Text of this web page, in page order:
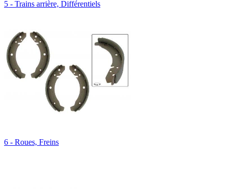
5 - Trains arrière, Différentiels
6 - Roues, Freins